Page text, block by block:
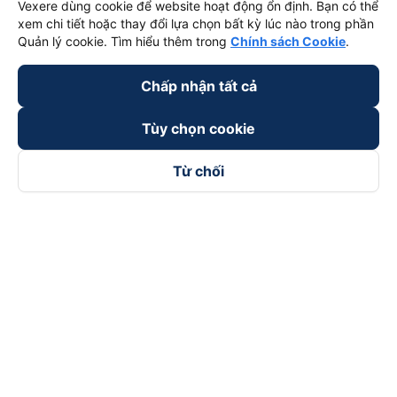
Vexere dùng cookie để website hoạt động ổn định. Bạn có thể
xem chi tiết hoặc thay đổi lựa chọn bất kỳ lúc nào trong phần
Quản lý cookie. Tìm hiểu thêm trong Chính sách Cookie.
Chấp nhận tất cả
Tùy chọn cookie
Từ chối